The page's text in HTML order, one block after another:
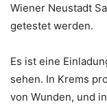
Wiener Neustadt
getestet werden.
Es ist eine
sehen. In Krems
von Wunden, und